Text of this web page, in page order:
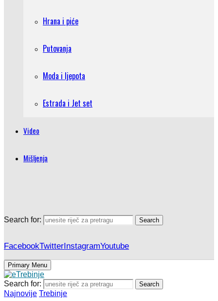
Hrana i piće
Putovanja
Moda i ljepota
Estrada i Jet set
Video
Mišljenja
Search for: Search
FacebookTwitterInstagramYoutube
Primary Menu
Search for: Search
Najnovije Trebinje